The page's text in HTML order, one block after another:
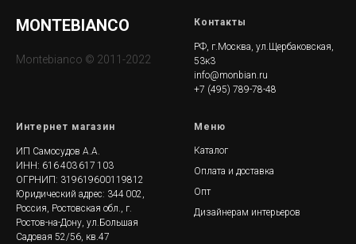
MONTEBIANCO
Montebianco © 2011-2022
Контакты
РФ, г.Москва, ул.Щербаковская,
53к3
info@monbian.ru
+7 (495) 789-78-48
Интернет магазин
ИП Самосудов А.А.
ИНН: 616 403 617 103
ОГРНИП: 319619600119812
Юридический адрес: 344 002,
Россия, Ростовская обл., г.
Ростов-на-Дону, ул.Большая
Садовая 52/56, кв.47
Меню
Каталог
Оплата и доставка
Опт
Дизайнерам интерьеров